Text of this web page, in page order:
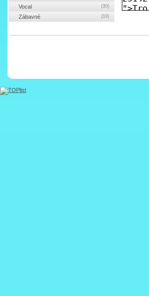
Vocal (30)
Zábavné (19)